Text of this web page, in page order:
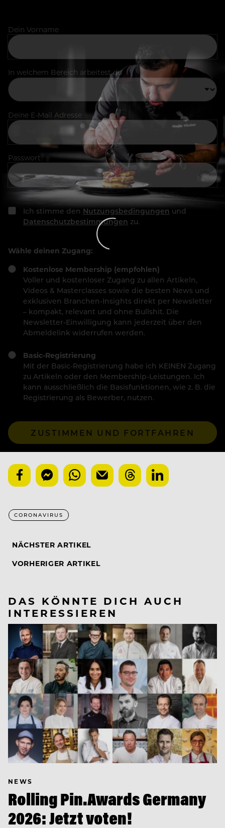
Dein Vorname
In welchem Bereich arbeitest du
Deine E-Mail Adresse
Passwort
Ich stimme den Nutzungsbedingungen und
Datenschutzbestimmungen zu.
Wähle deinen Zugang:
Kostenlose Membership (empfohlen)
Voller und kostenloser Zugang zu allen Artikeln,
Videos & Masterclasses sowie die besten News und
exklusiven Branchen-Insights direkt per Newsletter
– kompakt, relevant und ohne Bullshit. Die
Newsletter-Einwilligung kann jederzeit über den
Abmeldelink widerrufen werden.
Basic-Registrierung
Mit der Basic-Registrierung habe ich KEINEN Zugang
zu Artikeln oder den Membership-Leistungen. Ich
kann ausschließlich die Basisfunktionen, wie z. B. die
Registrierung als Bewerber, nutzen.
ZUSTIMMEN UND FORTFAHREN
CORONAVIRUS
NÄCHSTER ARTIKEL
VORHERIGER ARTIKEL
DAS KÖNNTE DICH AUCH
INTERESSIEREN
NEWS
Rolling Pin.Awards Germany
2026: Jetzt voten!